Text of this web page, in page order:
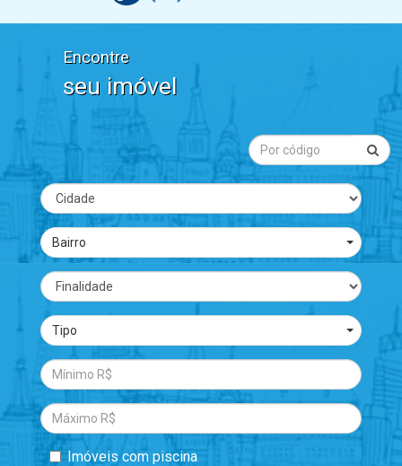
Encontre
seu imóvel
Bairro
Tipo
Imóveis com piscina